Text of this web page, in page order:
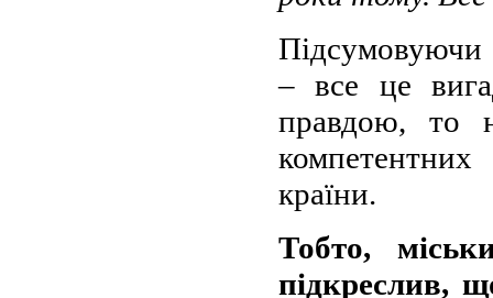
Підсумовуючи
– все це
правдою, то
країни.
Тобто,
підкреслив,